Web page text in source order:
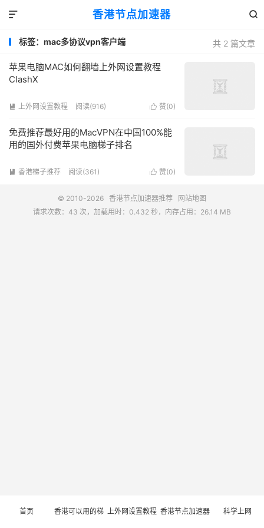
香港节点加速器 

共 2 篇文章
标签：mac多协议vpn客户端
苹果电脑MAC如何翻墙上外网设置教程
ClashX
 赞(0)
 上外网设置教程 阅读(916)
免费推荐最好用的MacVPN在中国100%能
用的国外付费苹果电脑梯子排名
 赞(0)
 香港梯子推荐 阅读(361)
© 2010-2026 香港节点加速器推荐
网站地图
请求次数：43 次，加载用时：0.432 秒，内存占用：26.14 MB
首页 香港可以用的梯 上外网设置教程 香港节点加速器 科学上网